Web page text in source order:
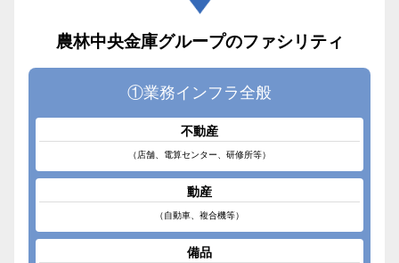
農林中央金庫グループのファシリティ
①業務インフラ全般
不動産
（店舗、電算センター、研修所等）
動産
（自動車、複合機等）
備品